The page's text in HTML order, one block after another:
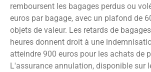
remboursent les bagages perdus ou
euros par bagage, avec un plafond de
objets de valeur. Les retards de
heures donnent droit à une
atteindre 900 euros pour les achats de
L'assurance annulation, disponible sur